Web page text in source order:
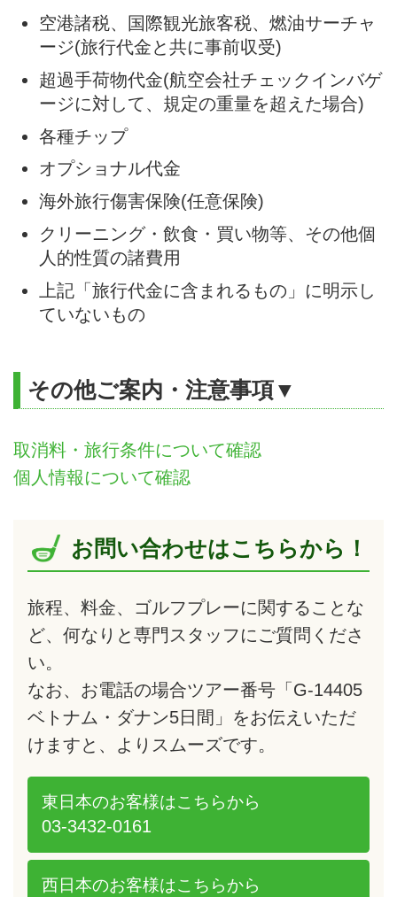
空港諸税、国際観光旅客税、燃油サーチャ
ージ(旅行代金と共に事前収受)
超過手荷物代金(航空会社チェックインバゲ
ージに対して、規定の重量を超えた場合)
各種チップ
オプショナル代金
海外旅行傷害保険(任意保険)
クリーニング・飲食・買い物等、その他個
人的性質の諸費用
上記「旅行代金に含まれるもの」に明示し
ていないもの
その他ご案内・注意事項▼
取消料・旅行条件について確認
個人情報について確認
お問い合わせはこちらから！
旅程、料金、ゴルフプレーに関することな
ど、何なりと専門スタッフにご質問くださ
い。
なお、お電話の場合ツアー番号「G-14405
ベトナム・ダナン5日間」をお伝えいただ
けますと、よりスムーズです。
東日本のお客様はこちらから
03-3432-0161
西日本のお客様はこちらから